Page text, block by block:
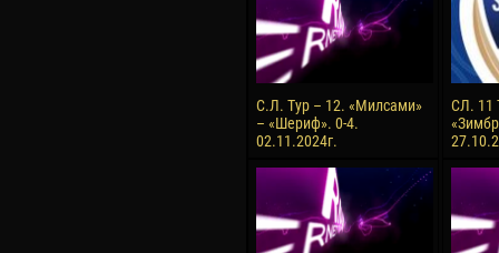
С.Л. Тур – 12. «Милсами»
– «Шериф». 0-4.
02.11.2024г.
СЛ. 11